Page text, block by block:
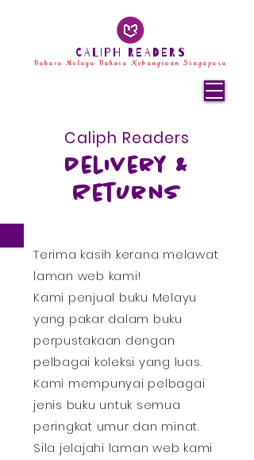
CALIPH READERS
Bahasa Melayu Bahasa Kebangsaan Singapura
Caliph Readers
Delivery &
Returns
Terima kasih kerana melawat
laman web kami!
Kami penjual buku Melayu
yang pakar dalam buku
perpustakaan dengan
pelbagai koleksi yang luas.
Kami mempunyai pelbagai
jenis buku untuk semua
peringkat umur dan minat.
Sila jelajahi laman web kami